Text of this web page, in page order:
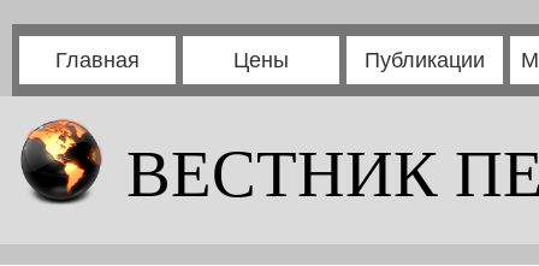
Главная Цены Публикации
ВЕСТНИК